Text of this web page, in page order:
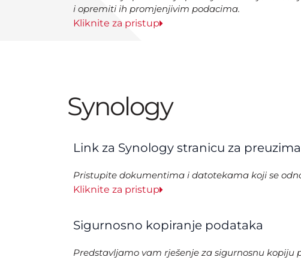
i opremiti ih promjenjivim podacima.
Kliknite za pristup
Synology
Link za Synology stranicu za
Pristupite dokumentima i datotekama koji se
Kliknite za pristup
Sigurnosno kopiranje podataka
Predstavljamo vam rješenje za sigurnosnu kopiju